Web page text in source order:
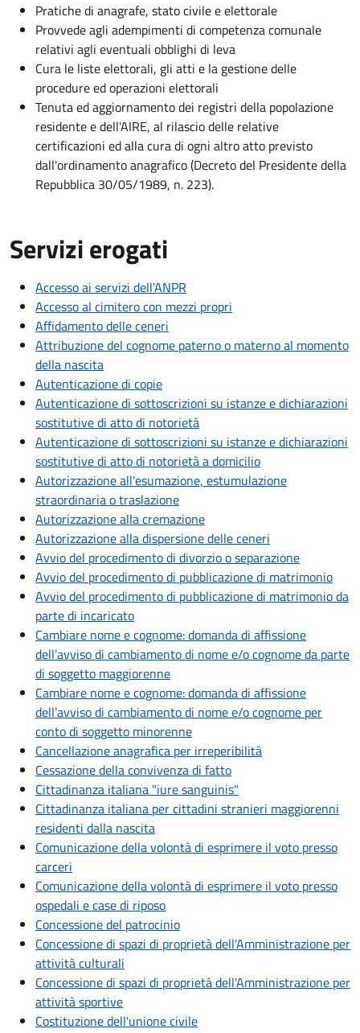
Pratiche di anagrafe, stato civile e elettorale
Provvede agli adempimenti di competenza comunale
relativi agli eventuali obblighi di leva
Cura le liste elettorali, gli atti e la gestione delle
procedure ed operazioni elettorali
Tenuta ed aggiornamento dei registri della popolazione
residente e dell'AIRE, al rilascio delle relative
certificazioni ed alla cura di ogni altro atto previsto
dall'ordinamento anagrafico (Decreto del Presidente della
Repubblica 30/05/1989, n. 223).
Servizi erogati
Accesso ai servizi dell'ANPR
Accesso al cimitero con mezzi propri
Affidamento delle ceneri
Attribuzione del cognome paterno o materno al momento
della nascita
Autenticazione di copie
Autenticazione di sottoscrizioni su istanze e dichiarazioni
sostitutive di atto di notorietà
Autenticazione di sottoscrizioni su istanze e dichiarazioni
sostitutive di atto di notorietà a domicilio
Autorizzazione all'esumazione, estumulazione
straordinaria o traslazione
Autorizzazione alla cremazione
Autorizzazione alla dispersione delle ceneri
Avvio del procedimento di divorzio o separazione
Avvio del procedimento di pubblicazione di matrimonio
Avvio del procedimento di pubblicazione di matrimonio da
parte di incaricato
Cambiare nome e cognome: domanda di affissione
dell’avviso di cambiamento di nome e/o cognome da parte
di soggetto maggiorenne
Cambiare nome e cognome: domanda di affissione
dell’avviso di cambiamento di nome e/o cognome per
conto di soggetto minorenne
Cancellazione anagrafica per irreperibilità
Cessazione della convivenza di fatto
Cittadinanza italiana "iure sanguinis"
Cittadinanza italiana per cittadini stranieri maggiorenni
residenti dalla nascita
Comunicazione della volontà di esprimere il voto presso
carceri
Comunicazione della volontà di esprimere il voto presso
ospedali e case di riposo
Concessione del patrocinio
Concessione di spazi di proprietà dell'Amministrazione per
attività culturali
Concessione di spazi di proprietà dell'Amministrazione per
attività sportive
Costituzione dell'unione civile